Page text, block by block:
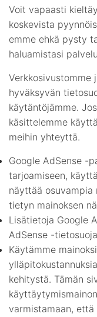
Voit vapaasti
koskevista
emme ehkä pysty
haluamistasi
Verkkosivustomme
hyväksyvän
käytäntöjämme.
käsittelemme
meihin yhteyttä.
Google AdSense -
tarjoamiseen,
näyttää osuvampia
tietyn mainoksen
Lisätietoja Google
AdSense -
Käytämme
kehitystä. Tämän
varmistamaan,